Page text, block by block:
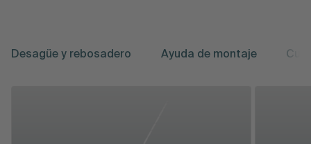
Desagüe y rebosadero Ayuda de montaje